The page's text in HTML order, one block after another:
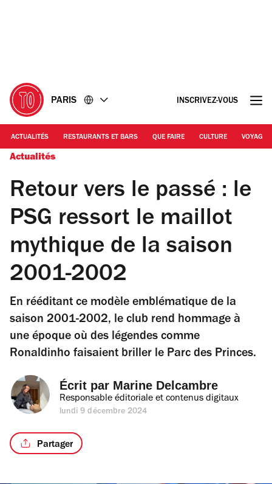
PARIS INSCRIVEZ-VOUS
ACTUALITÉS RESTAURANTS ET BARS QUE FAIRE CULTURE VOYAGE
Actualités
Retour vers le passé : le
PSG ressort le maillot
mythique de la saison
2001-2002
En rééditant ce modèle emblématique de la
saison 2001-2002, le club rend hommage à
une époque où des légendes comme
Ronaldinho faisaient briller le Parc des Princes.
Écrit par Marine Delcambre
Responsable éditoriale et contenus digitaux
lundi 9 décembre 2024
Partager